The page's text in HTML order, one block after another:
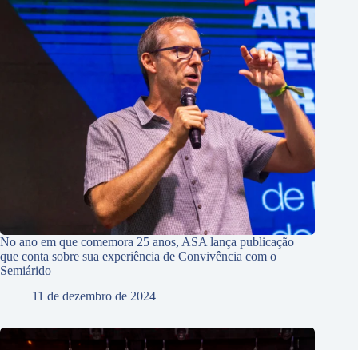
No ano em que comemora 25 anos, ASA lança publicação
que conta sobre sua experiência de Convivência com o
Semiárido
11 de dezembro de 2024